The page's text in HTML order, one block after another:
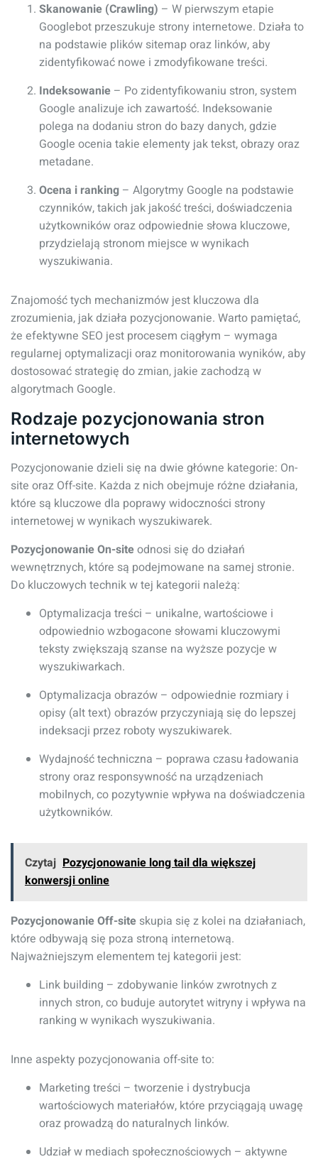
Skanowanie (Crawling) – W pierwszym etapie
Googlebot przeszukuje strony internetowe. Działa to
na podstawie plików sitemap oraz linków, aby
zidentyfikować nowe i zmodyfikowane treści.
Indeksowanie – Po zidentyfikowaniu stron, system
Google analizuje ich zawartość. Indeksowanie
polega na dodaniu stron do bazy danych, gdzie
Google ocenia takie elementy jak tekst, obrazy oraz
metadane.
Ocena i ranking – Algorytmy Google na podstawie
czynników, takich jak jakość treści, doświadczenia
użytkowników oraz odpowiednie słowa kluczowe,
przydzielają stronom miejsce w wynikach
wyszukiwania.
Znajomość tych mechanizmów jest kluczowa dla
zrozumienia, jak działa pozycjonowanie. Warto pamiętać,
że efektywne SEO jest procesem ciągłym – wymaga
regularnej optymalizacji oraz monitorowania wyników, aby
dostosować strategię do zmian, jakie zachodzą w
algorytmach Google.
Rodzaje pozycjonowania stron
internetowych
Pozycjonowanie dzieli się na dwie główne kategorie: On-
site oraz Off-site. Każda z nich obejmuje różne działania,
które są kluczowe dla poprawy widoczności strony
internetowej w wynikach wyszukiwarek.
Pozycjonowanie On-siteodnosi się do działań
wewnętrznych, które są podejmowane na samej stronie.
Do kluczowych technik w tej kategorii należą:
Optymalizacja treści – unikalne, wartościowe i
odpowiednio wzbogacone słowami kluczowymi
teksty zwiększają szanse na wyższe pozycje w
wyszukiwarkach.
Optymalizacja obrazów – odpowiednie rozmiary i
opisy (alt text) obrazów przyczyniają się do lepszej
indeksacji przez roboty wyszukiwarek.
Wydajność techniczna – poprawa czasu ładowania
strony oraz responsywność na urządzeniach
mobilnych, co pozytywnie wpływa na doświadczenia
użytkowników.
Czytaj Pozycjonowanie long tail dla większej
konwersji online
Pozycjonowanie Off-site skupia się z kolei na działaniach,
które odbywają się poza stroną internetową.
Najważniejszym elementem tej kategorii jest:
Link building – zdobywanie linków zwrotnych z
innych stron, co buduje autorytet witryny i wpływa na
ranking w wynikach wyszukiwania.
Inne aspekty pozycjonowania off-site to:
Marketing treści – tworzenie i dystrybucja
wartościowych materiałów, które przyciągają uwagę
oraz prowadzą do naturalnych linków.
Udział w mediach społecznościowych – aktywne